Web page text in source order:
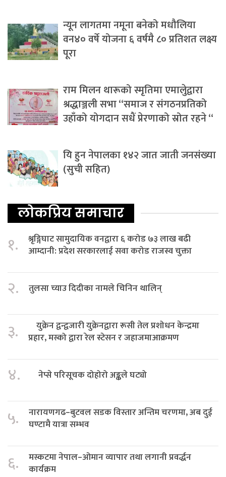
न्यून लागतमा नमूना बनेको मधौलिया
वन४० वर्षे योजना ६ वर्षमै ८० प्रतिशत लक्ष्य
पूरा
राम मिलन थारूको स्मृतिमा एमालेुद्वारा
श्रद्धाञ्जली सभा “समाज र संगठनप्रतिको
उहाँको योगदान सधैं प्रेरणाको स्रोत रहने “
यि हुन नेपालका १४२ जात जाती जनसंख्या
(सुची सहित)
लोकप्रिय समाचार
१.
श्रृङ्गिघाट सामुदायिक वनद्वारा ६ करोड ७३ लाख बढी
आम्दानी: प्रदेश सरकारलाई सवा करोड राजस्व चुक्ता
२. तुलसा च्याउ दिदीका नामले चिनिन थालिन्
३.
युक्रेन द्वन्द्वजारी युक्रेनद्वारा रूसी तेल प्रशोधन केन्द्रमा
प्रहार, मस्को द्वारा रेल स्टेसन र जहाजमाआक्रमण
४. नेप्से परिसूचक दोहोरो अङ्कले घट्यो
५.
नारायणगढ–बुटवल सडक विस्तार अन्तिम चरणमा, अब दुई
घण्टामै यात्रा सम्भव
६.
मस्कटमा नेपाल–ओमान व्यापार तथा लगानी प्रवर्द्धन
कार्यक्रम